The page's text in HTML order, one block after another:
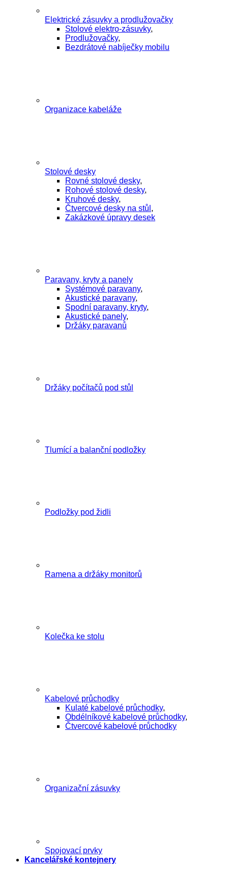
Elektrické zásuvky a prodlužovačky
Stolové elektro-zásuvky,
Prodlužovačky,
Bezdrátové nabíječky mobilu
Organizace kabeláže
Stolové desky
Rovné stolové desky,
Rohové stolové desky,
Kruhové desky,
Čtvercové desky na stůl ,
Zakázkové úpravy desek
Paravany, kryty a panely
Systémové paravany,
Akustické paravany,
Spodní paravany, kryty,
Akustické panely,
Držáky paravanů
Držáky počítačů pod stůl
Tlumící a balanční podložky
Podložky pod židli
Ramena a držáky monitorů
Kolečka ke stolu
Kabelové průchodky
Kulaté kabelové průchodky,
Obdélníkové kabelové průchodky,
Čtvercové kabelové průchodky
Organizační zásuvky
Spojovací prvky
Kancelářské kontejnery